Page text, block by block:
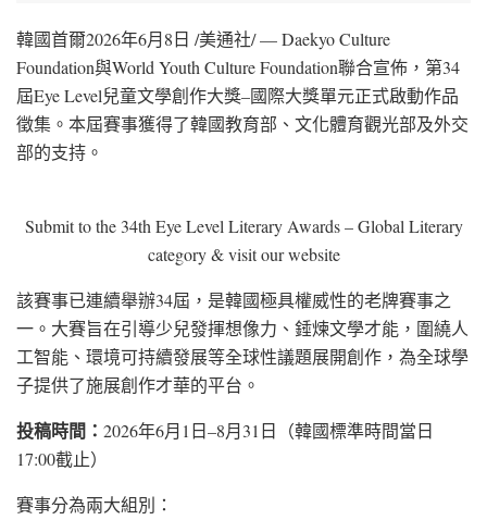
韓國首爾2026年6月8日 /美通社/ — Daekyo Culture
Foundation與World Youth Culture Foundation聯合宣佈，第34
屆Eye Level兒童文學創作大獎–國際大獎單元正式啟動作品
徵集。本屆賽事獲得了韓國教育部、文化體育觀光部及外交
部的支持。
Submit to the 34th Eye Level Literary Awards – Global Literary
category & visit our website
該賽事已連續舉辦34屆，是韓國極具權威性的老牌賽事之
一。大賽旨在引導少兒發揮想像力、錘煉文學才能，圍繞人
工智能、環境可持續發展等全球性議題展開創作，為全球學
子提供了施展創作才華的平台。
投稿時間： 2026年6月1日–8月31日（韓國標準時間當日
17:00截止）
賽事分為兩大組別：